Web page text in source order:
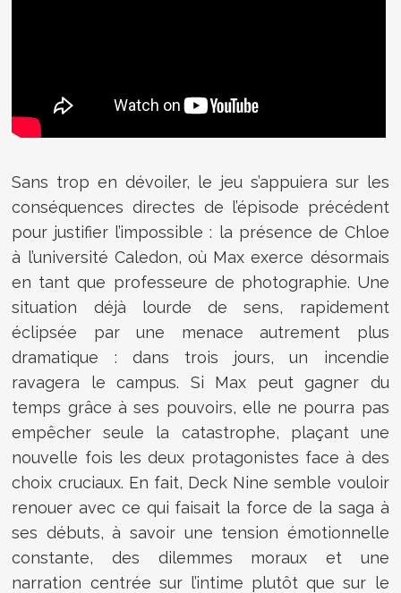
Sans trop en dévoiler, le jeu s’appuiera sur les
conséquences directes de l’épisode précédent
pour justifier l’impossible : la présence de Chloe
à l’université Caledon, où Max exerce désormais
en tant que professeure de photographie. Une
situation déjà lourde de sens, rapidement
éclipsée par une menace autrement plus
dramatique : dans trois jours, un incendie
ravagera le campus. Si Max peut gagner du
temps grâce à ses pouvoirs, elle ne pourra pas
empêcher seule la catastrophe, plaçant une
nouvelle fois les deux protagonistes face à des
choix cruciaux. En fait, Deck Nine semble vouloir
renouer avec ce qui faisait la force de la saga à
ses débuts, à savoir une tension émotionnelle
constante, des dilemmes moraux et une
narration centrée sur l’intime plutôt que sur le